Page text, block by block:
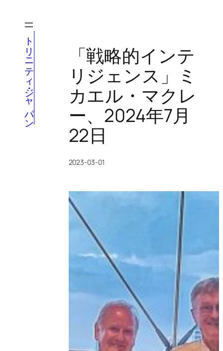
トリニティ・ジャパン
「戦略的インテ
リジェンス」ミ
カエル・マクレ
ー、2024年7月
22日
2023-03-01